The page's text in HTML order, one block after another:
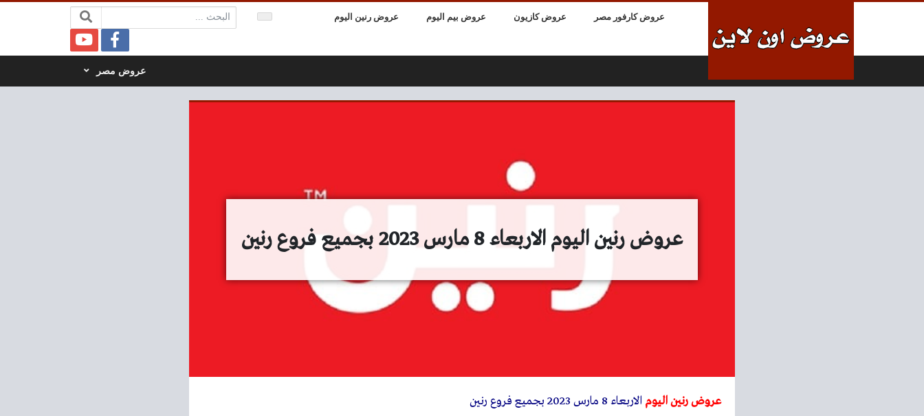
عروض كارفور مصر عروض كازيون عروض بيم اليوم عروض رنين اليوم البحث:
عروض مصر
عروض رنين اليوم الاربعاء 8 مارس 2023 بجميع فروع رنين
عروض رنين اليوم الاربعاء 8 مارس 2023 بجميع فروع رنين